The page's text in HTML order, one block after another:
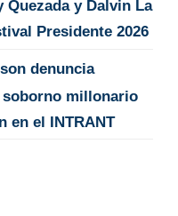
Quezada y Dalvin La
Presidente 2026
denuncia
millonario
en el INTRANT